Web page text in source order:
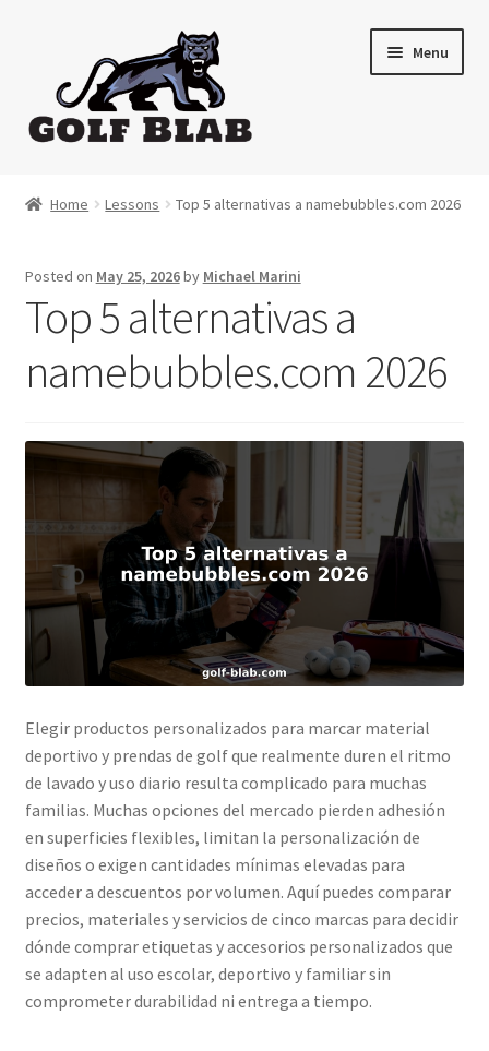
navigation
content
Menu
Shop
My Account
Contact
Home Lessons Top 5 alternativas a namebubbles.com 2026
Posted on May 25, 2026by Michael Marini
Top 5 alternativas a
namebubbles.com 2026
Elegir productos personalizados para marcar material
deportivo y prendas de golf que realmente duren el ritmo
de lavado y uso diario resulta complicado para muchas
familias. Muchas opciones del mercado pierden adhesión
en superficies flexibles, limitan la personalización de
diseños o exigen cantidades mínimas elevadas para
acceder a descuentos por volumen. Aquí puedes comparar
precios, materiales y servicios de cinco marcas para decidir
dónde comprar etiquetas y accesorios personalizados que
se adapten al uso escolar, deportivo y familiar sin
comprometer durabilidad ni entrega a tiempo.